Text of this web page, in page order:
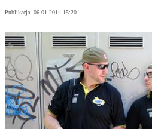
Publikacja: 06.01.2014 15:20